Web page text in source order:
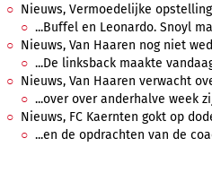
Nieuws, Vermoedelijke opstelling
...Buffel en Leonardo. Snoyl
Nieuws, Van Haaren nog niet
...De linksback maakte
Nieuws, Van Haaren verwacht
...over over anderhalve week
Nieuws, FC Kaernten gokt op
...en de opdrachten van de